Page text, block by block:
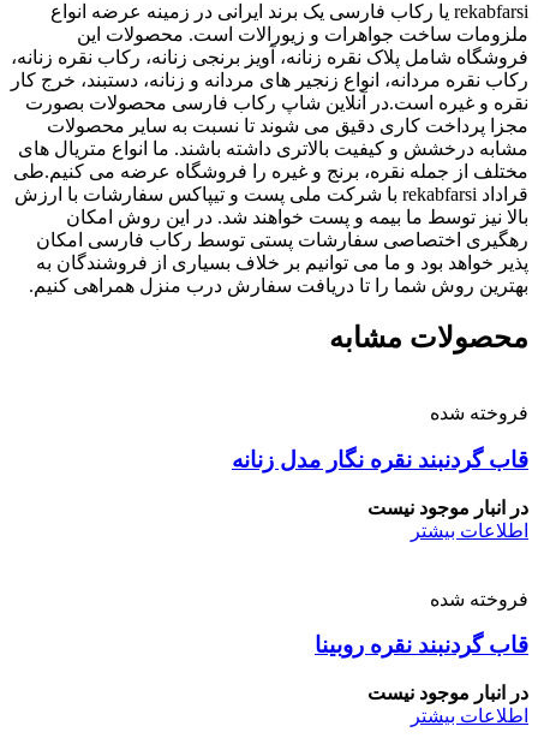
rekabfarsi یا رکاب فارسی یک برند ایرانی در زمینه عرضه انواع
ملزومات ساخت جواهرات و زیورالات است. محصولات این
فروشگاه شامل پلاک نقره زنانه، آویز برنجی زنانه، رکاب نقره زنانه،
رکاب نقره مردانه، انواع زنجیر های مردانه و زنانه، دستبند، خرج کار
نقره و غیره است.در آنلاین شاپ رکاب فارسی محصولات بصورت
مجزا پرداخت کاری دقیق می شوند تا نسبت به سایر محصولات
مشابه درخشش و کیفیت بالاتری داشته باشند. ما انواع متریال های
مختلف از جمله نقره، برنج و غیره را فروشگاه عرضه می کنیم.طی
قراداد rekabfarsi با شرکت ملی پست و تیپاکس سفارشات با ارزش
بالا نیز توسط ما بیمه و پست خواهند شد. در این روش امکان
رهگیری اختصاصی سفارشات پستی توسط رکاب فارسی امکان
پذیر خواهد بود و ما می توانیم بر خلاف بسیاری از فروشندگان به
بهترین روش شما را تا دریافت سفارش درب منزل همراهی کنیم.
محصولات مشابه
فروخته شده
قاب گردنبند نقره نگار مدل زنانه
در انبار موجود نیست
اطلاعات بیشتر
فروخته شده
قاب گردنبند نقره روبینا
در انبار موجود نیست
اطلاعات بیشتر